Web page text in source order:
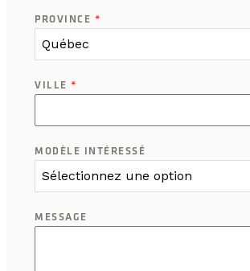
PROVINCE *
Québec
VILLE *
MODÈLE INTÉRESSÉ
Sélectionnez une option
MESSAGE